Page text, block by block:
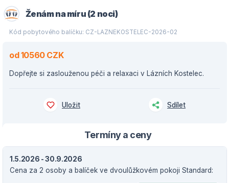
Ženám na míru (2 noci)
Kód pobytového balíčku: CZ-LAZNEKOSTELEC-2026-02
od 10560 CZK
Dopřejte si zaslouženou péči a relaxaci v Lázních Kostelec.
Uložit Sdílet
Termíny a ceny
1.5.2026 - 30.9.2026
Cena za 2 osoby a balíček ve dvoulůžkovém pokoji Standard: